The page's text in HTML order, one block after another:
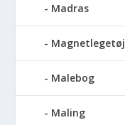
Madras
Magnetlegetøj
Malebog
Maling